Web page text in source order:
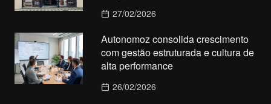
27/02/2026
Autonomoz consolida crescimento
com gestão estruturada e cultura de
alta performance
26/02/2026